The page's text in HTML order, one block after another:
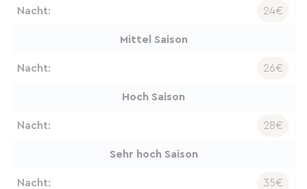
Nacht: 24€
Mittel Saison
Nacht: 26€
Hoch Saison
Nacht: 28€
Sehr hoch Saison
Nacht: 35€